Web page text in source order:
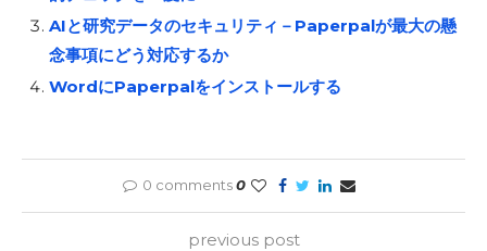
AIと研究データのセキュリティ－Paperpalが最大の懸
念事項にどう対応するか
WordにPaperpalをインストールする
0 comments0
previous post